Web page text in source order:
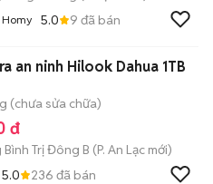
Homy 5.0 9 đã bán
an ninh Hilook Dahua 1TB
(chưa sửa chữa)
đ
Bình Trị Đông B (P. An Lạc mới)
5.0 236 đã bán